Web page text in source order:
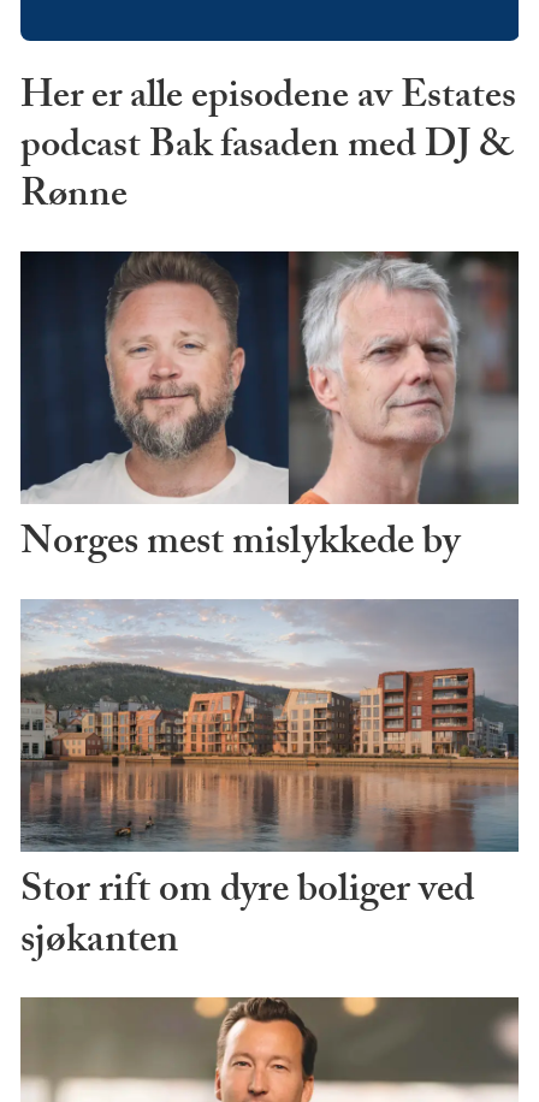
Her er alle episodene av Estates
podcast Bak fasaden med DJ &
Rønne
Norges mest mislykkede by
Stor rift om dyre boliger ved
sjøkanten